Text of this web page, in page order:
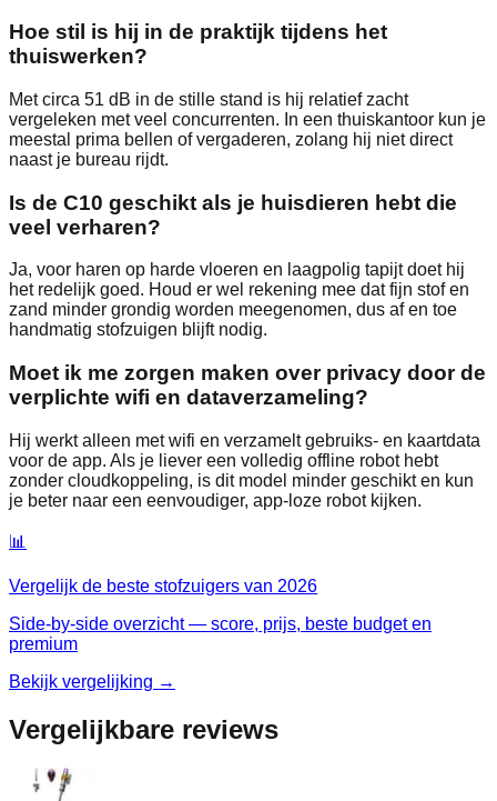
Hoe stil is hij in de praktijk tijdens het
thuiswerken?
Met circa 51 dB in de stille stand is hij relatief zacht
vergeleken met veel concurrenten. In een thuiskantoor kun je
meestal prima bellen of vergaderen, zolang hij niet direct
naast je bureau rijdt.
Is de C10 geschikt als je huisdieren hebt die
veel verharen?
Ja, voor haren op harde vloeren en laagpolig tapijt doet hij
het redelijk goed. Houd er wel rekening mee dat fijn stof en
zand minder grondig worden meegenomen, dus af en toe
handmatig stofzuigen blijft nodig.
Moet ik me zorgen maken over privacy door de
verplichte wifi en dataverzameling?
Hij werkt alleen met wifi en verzamelt gebruiks- en kaartdata
voor de app. Als je liever een volledig offline robot hebt
zonder cloudkoppeling, is dit model minder geschikt en kun
je beter naar een eenvoudiger, app‑loze robot kijken.
📊
Vergelijk de beste stofzuigers van 2026
Side-by-side overzicht — score, prijs, beste budget en
premium
Bekijk vergelijking →
Vergelijkbare reviews